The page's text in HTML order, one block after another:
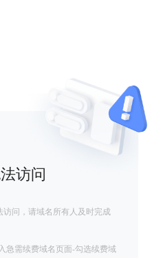
访问
问，请域名所有人及时完成
急需续费域名页面-勾选续费域